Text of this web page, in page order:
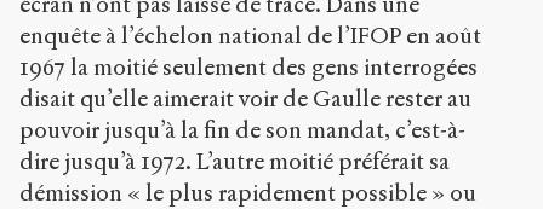
enquête à l’échelon national de l’IFOP en août
1967 la moitié seulement des gens interrogées
disait qu’elle aimerait voir de Gaulle rester au
pouvoir jusqu’à la fin de son mandat, c’est-à-
dire jusqu’à 1972. L’autre moitié préférait sa
démission « le plus rapidement possible » ou